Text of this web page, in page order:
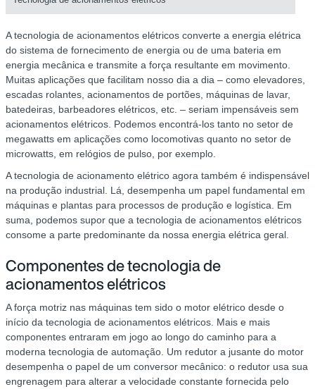
A tecnologia de acionamentos elétricos converte a energia elétrica
do sistema de fornecimento de energia ou de uma bateria em
energia mecânica e transmite a força resultante em movimento.
Muitas aplicações que facilitam nosso dia a dia – como elevadores,
escadas rolantes, acionamentos de portões, máquinas de lavar,
batedeiras, barbeadores elétricos, etc. – seriam impensáveis sem
acionamentos elétricos. Podemos encontrá-los tanto no setor de
megawatts em aplicações como locomotivas quanto no setor de
microwatts, em relógios de pulso, por exemplo.
A tecnologia de acionamento elétrico agora também é indispensável
na produção industrial. Lá, desempenha um papel fundamental em
máquinas e plantas para processos de produção e logística. Em
suma, podemos supor que a tecnologia de acionamentos elétricos
consome a parte predominante da nossa energia elétrica geral.
Componentes de tecnologia de
acionamentos elétricos
A força motriz nas máquinas tem sido o motor elétrico desde o
início da tecnologia de acionamentos elétricos. Mais e mais
componentes entraram em jogo ao longo do caminho para a
moderna tecnologia de automação. Um redutor a jusante do motor
desempenha o papel de um conversor mecânico: o redutor usa sua
engrenagem para alterar a velocidade constante fornecida pelo